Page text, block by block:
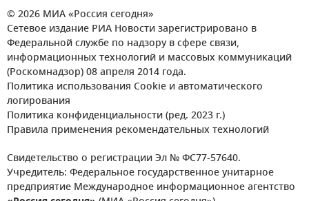
© 2026 МИА «Россия сегодня»
Сетевое издание РИА Новости зарегистрировано в
Федеральной службе по надзору в сфере связи,
информационных технологий и массовых коммуникаций
(Роскомнадзор) 08 апреля 2014 года.
Политика использования Cookie и автоматического
логирования
Политика конфиденциальности (ред. 2023 г.)
Правила применения рекомендательных технологий
Свидетельство о регистрации Эл № ФС77-57640.
Учредитель: Федеральное государственное унитарное
предприятие Международное информационное агентство